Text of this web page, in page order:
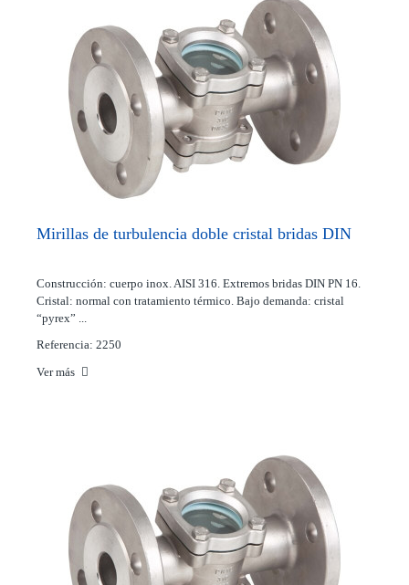
Mirillas de turbulencia doble cristal bridas DIN
Construcción: cuerpo inox. AISI 316. Extremos bridas DIN PN 16.
Cristal: normal con tratamiento térmico. Bajo demanda: cristal
“pyrex” ...
Referencia: 2250
Ver más